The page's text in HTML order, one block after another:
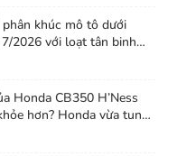
khúc mô tô dưới
2026 với loạt tân binh
Honda CB350 H’Ness
hơn? Honda vừa tung
mới